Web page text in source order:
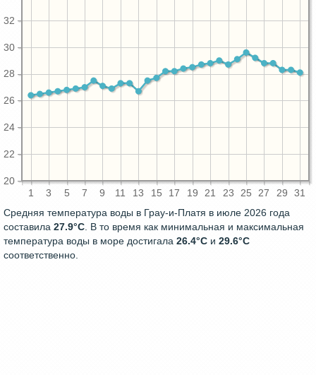
1 3 5 7 9 11 13 15 17 19 21 23 25 27 29 31
20
22
24
26
28
30
32
Средняя температура воды в Грау-и-Платя в июле 2026 года
составила 27.9°C. В то время как минимальная и максимальная
температура воды в море достигала 26.4°C и 29.6°C
соответственно.